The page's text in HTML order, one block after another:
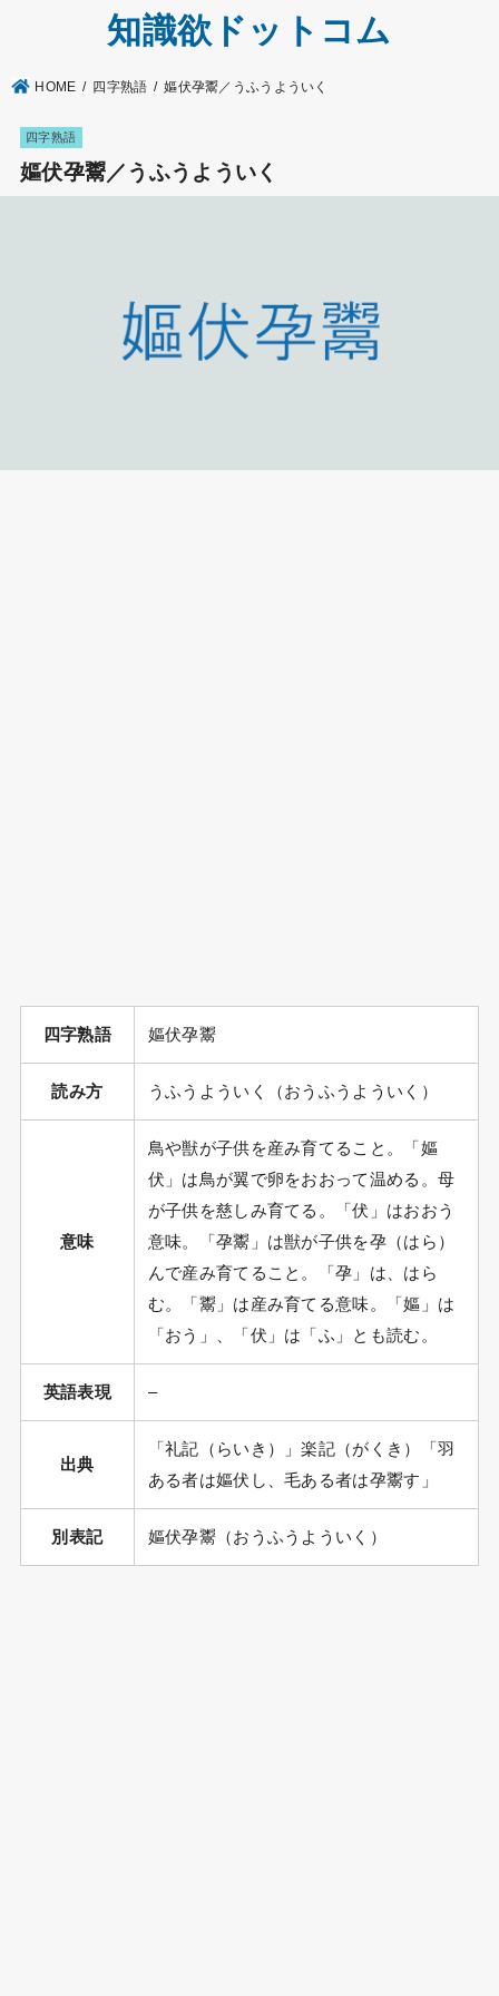
知識欲ドットコム
HOME 四字熟語 嫗伏孕鬻／うふうよういく
四字熟語
嫗伏孕鬻／うふうよういく
四字熟語 嫗伏孕鬻
読み方 うふうよういく（おうふうよういく）
意味
鳥や獣が子供を産み育てること。「嫗
伏」は鳥が翼で卵をおおって温める。母
が子供を慈しみ育てる。「伏」はおおう
意味。「孕鬻」は獣が子供を孕（はら）
んで産み育てること。「孕」は、はら
む。「鬻」は産み育てる意味。「嫗」は
「おう」、「伏」は「ふ」とも読む。
英語表現 –
出典
「礼記（らいき）」楽記（がくき）「羽
ある者は嫗伏し、毛ある者は孕鬻す」
別表記 嫗伏孕鬻（おうふうよういく）